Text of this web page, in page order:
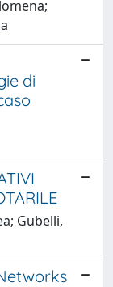
di
Gubelli,